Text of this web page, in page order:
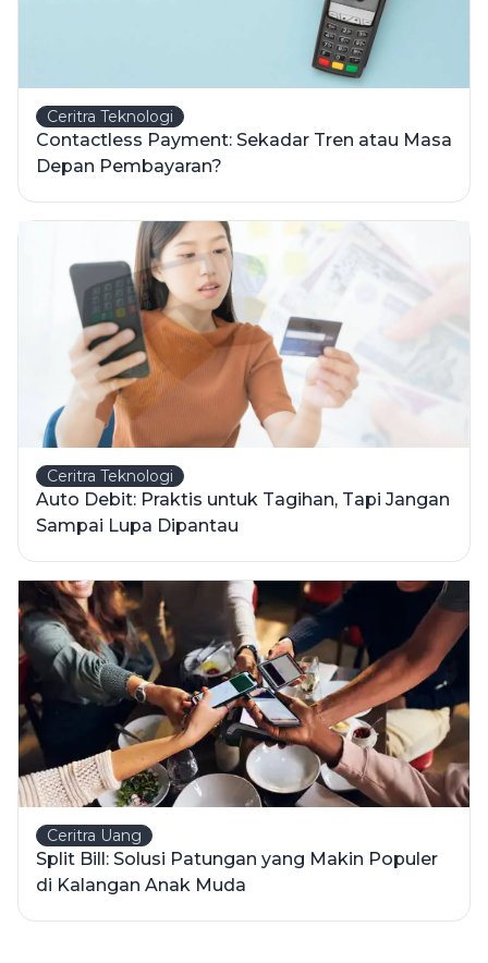
Ceritra Teknologi
Contactless Payment: Sekadar Tren atau Masa
Depan Pembayaran?
Ceritra Teknologi
Auto Debit: Praktis untuk Tagihan, Tapi Jangan
Sampai Lupa Dipantau
Ceritra Uang
Split Bill: Solusi Patungan yang Makin Populer
di Kalangan Anak Muda